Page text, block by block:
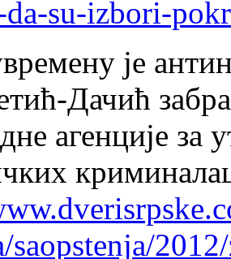
da-su-izbori-
је
Дачић
агенције за